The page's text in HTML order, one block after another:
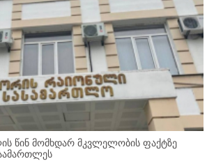
წინ მომხდარ მკვლელობის ფაქტზე